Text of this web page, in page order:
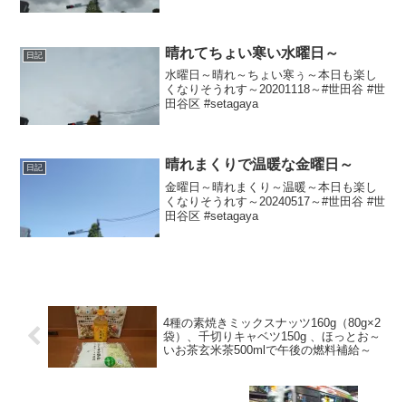
日記 晴れてちょい寒い水曜日～
水曜日～晴れ～ちょい寒ぅ～本日も楽し
くなりそうれす～20201118～#世田谷 #世
田谷区 #setagaya
日記 晴れまくりで温暖な金曜日～
金曜日～晴れまくり～温暖～本日も楽し
くなりそうれす～20240517～#世田谷 #世
田谷区 #setagaya
4種の素焼きミックスナッツ160g（80g×2
袋）、千切りキャベツ150g 、ほっとお～
いお茶玄米茶500mlで午後の燃料補給～